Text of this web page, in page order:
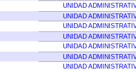
UNIDAD
UNIDAD
UNIDAD
UNIDAD
UNIDAD
UNIDAD
UNIDAD